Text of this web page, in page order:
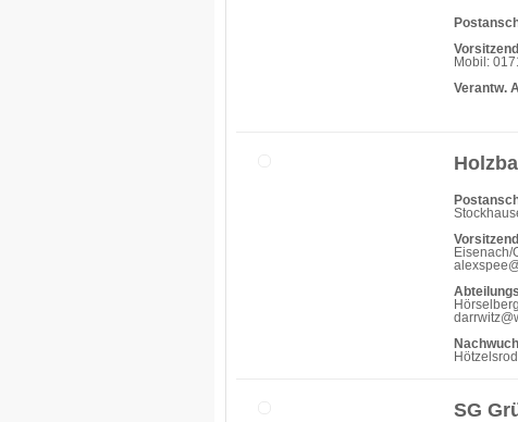
Mobil:
Verantw.
Eisenach/
SG